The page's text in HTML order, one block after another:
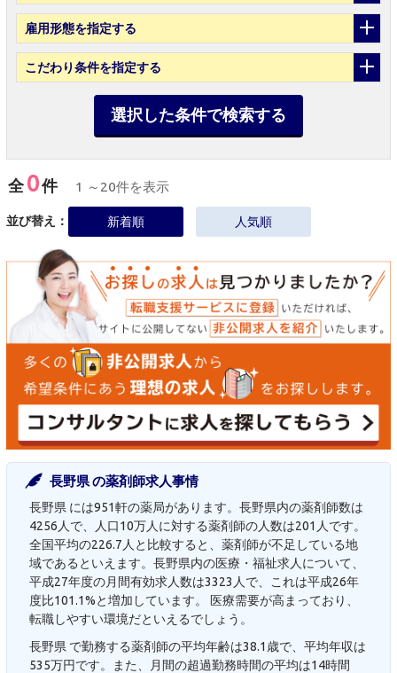
雇用形態を指定する
こだわり条件を指定する
選択した条件で検索する
全0件 1 ～20件を表示
並び替え： 新着順 人気順
長野県 の薬剤師求人事情
長野県 には951軒の薬局があります。長野県内の薬剤師数は
4256人で、人口10万人に対する薬剤師の人数は201人です。
全国平均の226.7人と比較すると、薬剤師が不足している地
域であるといえます。長野県内の医療・福祉求人について、
平成27年度の月間有効求人数は3323人で、これは平成26年
度比101.1%と増加しています。 医療需要が高まっており、
転職しやすい環境だといえるでしょう。
長野県 で勤務する薬剤師の平均年齢は38.1歳で、平均年収は
535万円です。また、月間の超過勤務時間の平均は14時間